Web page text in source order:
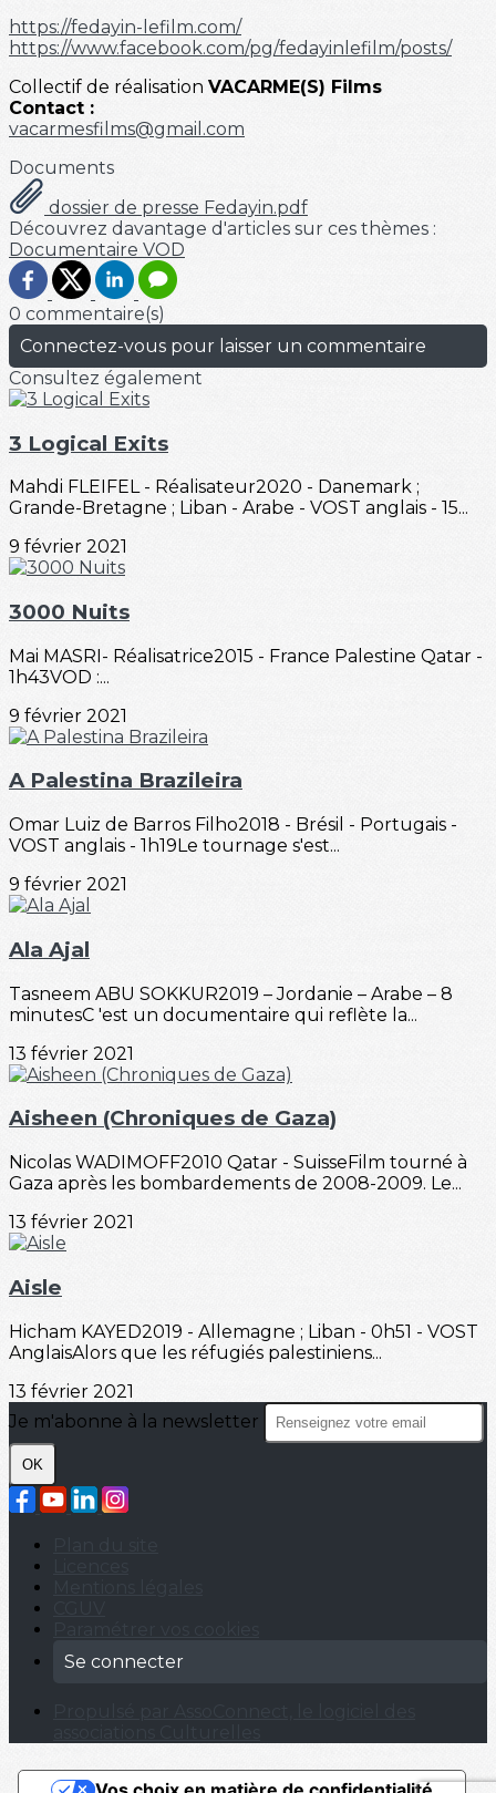
https://fedayin-lefilm.com/
https://www.facebook.com/pg/fedayinlefilm/posts/
Collectif de réalisation VACARME(S) Films
Contact :
vacarmesfilms@gmail.com
Documents
dossier de presse Fedayin.pdf
Découvrez davantage d'articles sur ces thèmes :
Documentaire VOD
0 commentaire(s)
Connectez-vous pour laisser un commentaire
Consultez également
3 Logical Exits
Mahdi FLEIFEL - Réalisateur2020 - Danemark ;
Grande-Bretagne ; Liban - Arabe - VOST anglais - 15...
9 février 2021
3000 Nuits
Mai MASRI- Réalisatrice2015 - France Palestine Qatar -
1h43VOD :...
9 février 2021
A Palestina Brazileira
Omar Luiz de Barros Filho2018 - Brésil - Portugais -
VOST anglais - 1h19Le tournage s'est...
9 février 2021
Ala Ajal
Tasneem ABU SOKKUR2019 – Jordanie – Arabe – 8
minutesC 'est un documentaire qui reflète la...
13 février 2021
Aisheen (Chroniques de Gaza)
Nicolas WADIMOFF2010 Qatar - SuisseFilm tourné à
Gaza après les bombardements de 2008-2009. Le...
13 février 2021
Aisle
Hicham KAYED2019 - Allemagne ; Liban - 0h51 - VOST
AnglaisAlors que les réfugiés palestiniens...
13 février 2021
Je m'abonne à la newsletter
OK
Se connecter